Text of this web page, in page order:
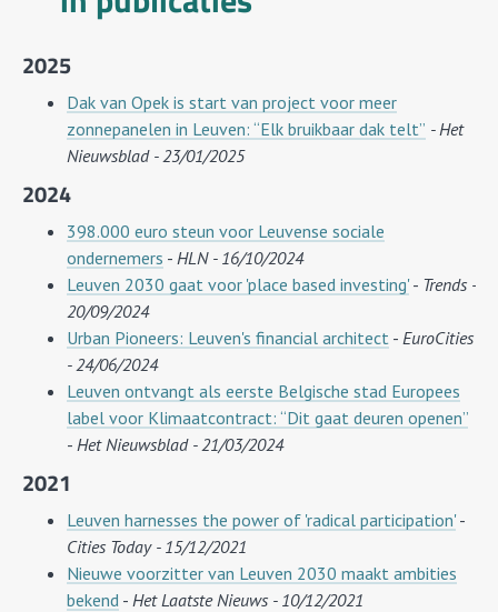
2025
Dak van Opek is start van project voor meer
zonnepanelen in Leuven: “Elk bruikbaar dak telt” - Het
Nieuwsblad - 23/01/2025
2024
398.000 euro steun voor Leuvense sociale
ondernemers - HLN - 16/10/2024
Leuven 2030 gaat voor 'place based investing'- Trends -
20/09/2024
Urban Pioneers: Leuven's financial architect - EuroCities
- 24/06/2024
Leuven ontvangt als eerste Belgische stad Europees
label voor Klimaatcontract: “Dit gaat deuren openen”
- Het Nieuwsblad - 21/03/2024
2021
Leuven harnesses the power of 'radical participation'-
Cities Today - 15/12/2021
Nieuwe voorzitter van Leuven 2030 maakt ambities
bekend - Het Laatste Nieuws - 10/12/2021